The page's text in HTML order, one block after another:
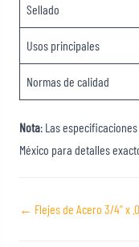
Sellado
Usos principales
Normas de calidad
Nota: Las
México para detalles
Navegación
← Flejes de Acero 3/4" x